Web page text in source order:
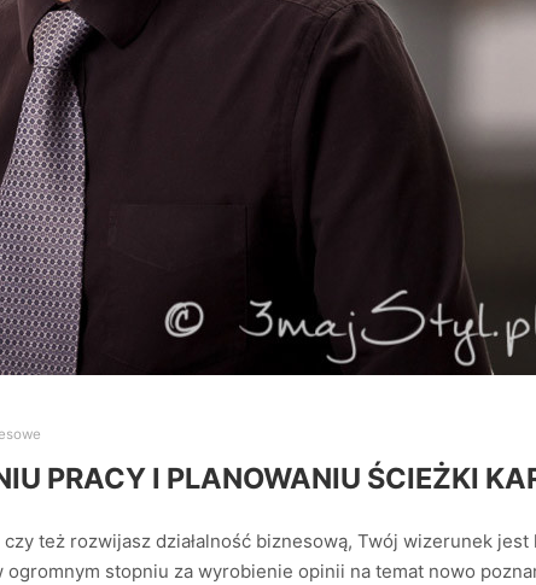
PRACY I PLANOWANIU ŚCIEŻKI
też rozwijasz działalność biznesową, Twój wizerunek jest
stopniu za wyrobienie opinii na temat nowo